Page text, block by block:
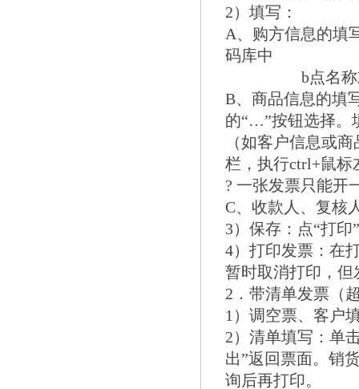
2）填写：
A、购方信息的填
码库中
b点名称或税
B、商品信息的填
的“…”按钮选择。
（如客户信息或
栏，执行ctrl+鼠标
? 一张发票只能开
C、收款人、复核
3）保存：点“打印
4）打印发票：在
暂时取消打印，但
2．带清单发票（
1）调空票、客户
2）清单填写：单
出”返回票面。销
询后再打印。